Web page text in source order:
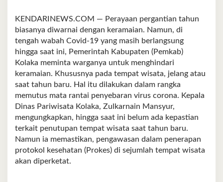
KENDARINEWS.COM — Perayaan pergantian tahun
biasanya diwarnai dengan keramaian. Namun, di
tengah wabah Covid-19 yang masih berlangsung
hingga saat ini, Pemerintah Kabupaten (Pemkab)
Kolaka meminta warganya untuk menghindari
keramaian. Khususnya pada tempat wisata, jelang atau
saat tahun baru. Hal itu dilakukan dalam rangka
memutus mata rantai penyebaran virus corona. Kepala
Dinas Pariwisata Kolaka, Zulkarnain Mansyur,
mengungkapkan, hingga saat ini belum ada kepastian
terkait penutupan tempat wisata saat tahun baru.
Namun ia memastikan, pengawasan dalam penerapan
protokol kesehatan (Prokes) di sejumlah tempat wisata
akan diperketat.